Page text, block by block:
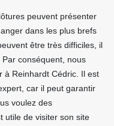
peuvent présenter
dans les plus brefs
être très difficiles, il
conséquent, nous
à Reinhardt Cédric. Il est
car il peut garantir
voulez des
utile de visiter son site